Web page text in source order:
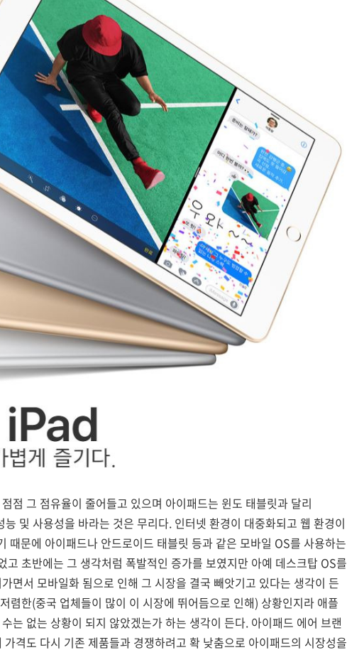
점 그 점유율이 줄어들고 있으며 아이패드는 윈도 태블릿과 달리
및 사용성을 바라는 것은 무리다. 인터넷 환경이 대중화되고 웹 환경이
때문에 아이패드나 안드로이드 태블릿 등과 같은 모바일 OS를 사용하는
초반에는 그 생각처럼 폭발적인 증가를 보였지만 아예 데스크탑 OS를
면서 모바일화 됨으로 인해 그 시장을 결국 빼앗기고 있다는 생각이 든
렴한(중국 업체들이 많이 이 시장에 뛰어듬으로 인해) 상황인지라 애플
는 없는 상황이 되지 않았겠는가 하는 생각이 든다. 아이패드 에어 브랜
격도 다시 기존 제품들과 경쟁하려고 확 낮춤으로 아이패드의 시장성을